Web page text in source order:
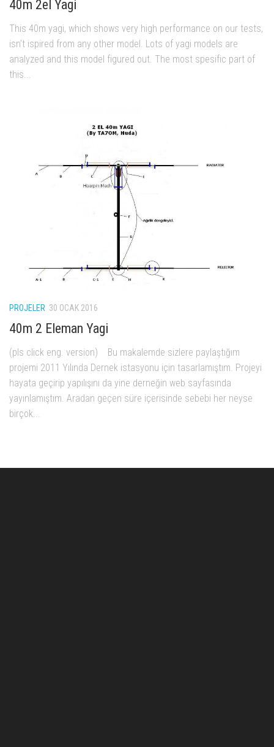
40m 2el Yagi
This 40m yagi, which shows very high performance on our tests,
isn’t ispired from any other model. Lots of yagi models are
analyzed and this model figured out. The most spesific part of
this...
PROJELER 30 OCAK 2016
40m 2 Eleman Yagi
(pls click eng. version) Bu makalemde sizlere paylaştığım
projemi 2011 Yılında Dernek istasyonu için tasarlamıştım. Projeyi
hayata geçirip yapılışını da yine derneğin web sayfasında
yayınlamıştım. Aradan geçen süre içerisinde sebebi her neyse
birçok...